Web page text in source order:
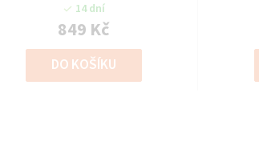
14 dní
849 Kč
DO KOŠÍKU